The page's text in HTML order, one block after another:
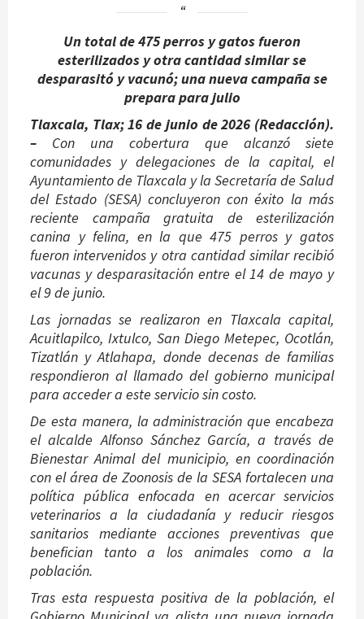
Un total de 475 perros y gatos fueron
esterilizados y otra cantidad similar se
desparasitó y vacunó; una nueva campaña se
prepara para julio
Tlaxcala, Tlax; 16 de junio de 2026 (Redacción).
– Con una cobertura que alcanzó siete
comunidades y delegaciones de la capital, el
Ayuntamiento de Tlaxcala y la Secretaría de Salud
del Estado (SESA) concluyeron con éxito la más
reciente campaña gratuita de esterilización
canina y felina, en la que 475 perros y gatos
fueron intervenidos y otra cantidad similar recibió
vacunas y desparasitación entre el 14 de mayo y
el 9 de junio.
Las jornadas se realizaron en Tlaxcala capital,
Acuitlapilco, Ixtulco, San Diego Metepec, Ocotlán,
Tizatlán y Atlahapa, donde decenas de familias
respondieron al llamado del gobierno municipal
para acceder a este servicio sin costo.
De esta manera, la administración que encabeza
el alcalde Alfonso Sánchez García, a través de
Bienestar Animal del municipio, en coordinación
con el área de Zoonosis de la SESA fortalecen una
política pública enfocada en acercar servicios
veterinarios a la ciudadanía y reducir riesgos
sanitarios mediante acciones preventivas que
benefician tanto a los animales como a la
población.
Tras esta respuesta positiva de la población, el